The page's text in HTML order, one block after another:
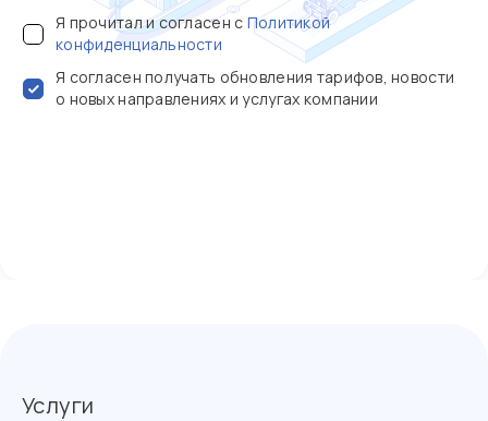
Я прочитал и согласен с Политикой
конфиденциальности
Я согласен получать обновления тарифов, новости
о новых направлениях и услугах компании
Услуги